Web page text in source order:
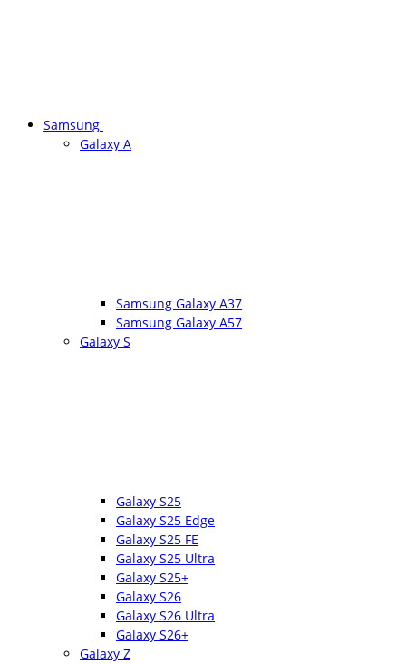
Samsung
Galaxy A
Samsung Galaxy A37
Samsung Galaxy A57
Galaxy S
Galaxy S25
Galaxy S25 Edge
Galaxy S25 FE
Galaxy S25 Ultra
Galaxy S25+
Galaxy S26
Galaxy S26 Ultra
Galaxy S26+
Galaxy Z